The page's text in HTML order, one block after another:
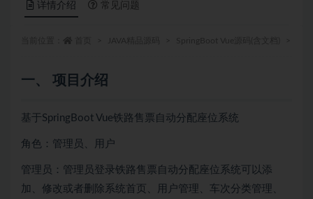
详情介绍 常见问题
一、 项目介绍
基于SpringBoot Vue铁路售票自动分配座位系统
角色：管理员、用户
管理员：管理员登录铁路售票自动分配座位系统可以添
加、修改或者删除系统首页、用户管理、车次分类管理、